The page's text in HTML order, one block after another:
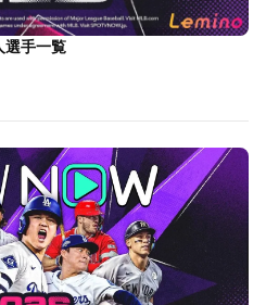
選手一覧